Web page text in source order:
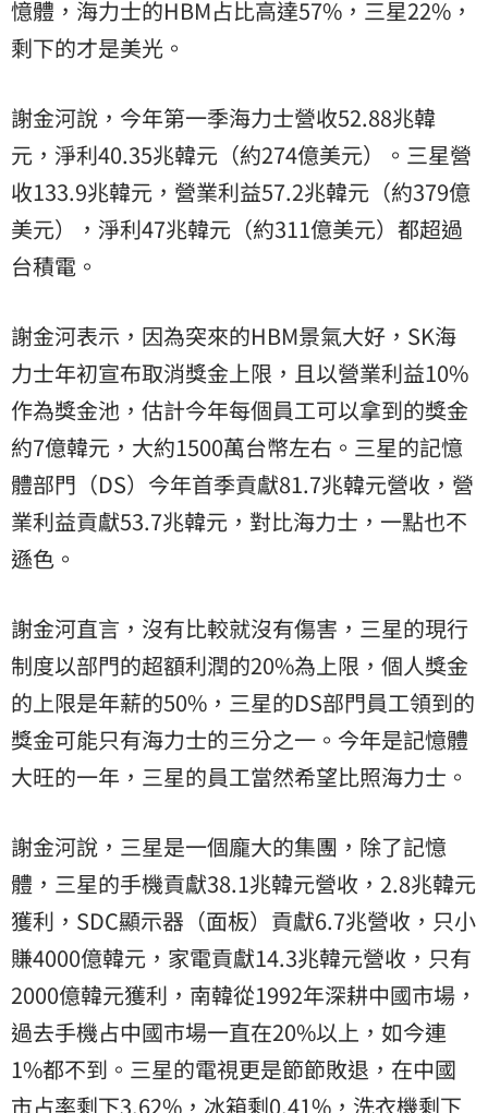
憶體，海力士的HBM占比高達57%，三星22%，
剩下的才是美光。
謝金河說，今年第一季海力士營收52.88兆韓
元，淨利40.35兆韓元（約274億美元）。三星營
收133.9兆韓元，營業利益57.2兆韓元（約379億
美元），淨利47兆韓元（約311億美元）都超過
台積電。
謝金河表示，因為突來的HBM景氣大好，SK海
力士年初宣布取消獎金上限，且以營業利益10%
作為獎金池，估計今年每個員工可以拿到的獎金
約7億韓元，大約1500萬台幣左右。三星的記憶
體部門（DS）今年首季貢獻81.7兆韓元營收，營
業利益貢獻53.7兆韓元，對比海力士，一點也不
遜色。
謝金河直言，沒有比較就沒有傷害，三星的現行
制度以部門的超額利潤的20%為上限，個人獎金
的上限是年薪的50%，三星的DS部門員工領到的
獎金可能只有海力士的三分之一。今年是記憶體
大旺的一年，三星的員工當然希望比照海力士。
謝金河說，三星是一個龐大的集團，除了記憶
體，三星的手機貢獻38.1兆韓元營收，2.8兆韓元
獲利，SDC顯示器（面板）貢獻6.7兆營收，只小
賺4000億韓元，家電貢獻14.3兆韓元營收，只有
2000億韓元獲利，南韓從1992年深耕中國市場，
過去手機占中國市場一直在20%以上，如今連
1%都不到。三星的電視更是節節敗退，在中國
市占率剩下3.62%，冰箱剩0.41%，洗衣機剩下